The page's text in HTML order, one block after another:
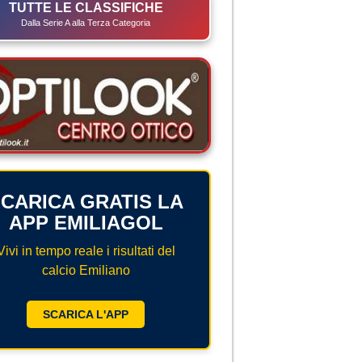
TUTTE LE CLASSIFICHE
Dalla Serie A alla Terza Categoria
GRATIS LA
APP EMILIAGOL
in tempo reale i risultati del
calcio Emiliano
SCARICA L'APP